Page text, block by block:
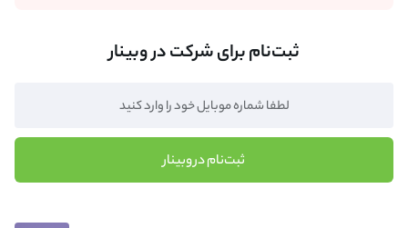
ثبت‌نام برای شرکت در وبینار
ثبت‌نام در وبینار